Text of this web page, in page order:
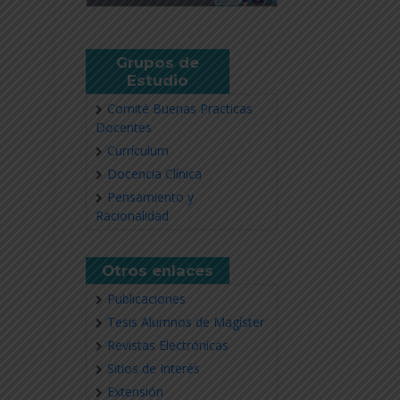
Grupos de
Estudio
Comité Buenas Practicas
Docentes
Currículum
Docencia Clínica
Pensamiento y
Racionalidad
Otros enlaces
Publicaciones
Tesis Alumnos de Magíster
Revistas Electrónicas
Sitios de Interés
Extensión